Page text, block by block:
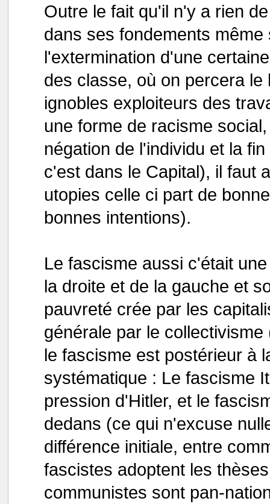
Outre le fait qu'il n'y a rien
dans ses fondements
l'extermination d'une
des classe, où on percera
ignobles exploiteurs des
une forme de racisme
négation de l'individu et la
c'est dans le Capital), il faut
utopies celle ci part de
bonnes intentions).
Le fascisme aussi c'était
la droite et de la gauche et
pauvreté crée par les
générale par le
le fascisme est postérieur à
systématique : Le fascisme
pression d'Hitler, et le
dedans (ce qui n'excuse
différence initiale, entre
fascistes adoptent les
communistes sont pan-